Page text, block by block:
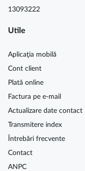
13093222
Utile
Aplicaţia mobilă
Cont client
Plată online
Factura pe e-mail
Actualizare date contact
Transmitere index
Întrebări frecvente
Contact
ANPC